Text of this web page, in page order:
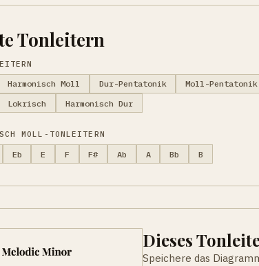
Tonleitern
Harmonisch Moll Dur-Pentatonik Moll-Pentatonik
Lokrisch Harmonisch Dur
MOLL-TONLEITERN
Eb E F F# Ab A Bb B
Dieses
Speichere das